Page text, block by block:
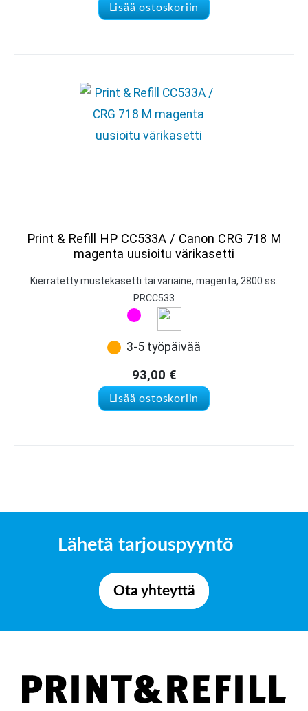
Lisää ostoskoriin
Print & Refill HP CC533A / Canon CRG 718 M
magenta uusioitu värikasetti
Kierrätetty mustekasetti tai väriaine, magenta, 2800 ss.
PRCC533
3-5 työpäivää
93,00 €
Lisää ostoskoriin
Lähetä tarjouspyyntö
Ota yhteyttä